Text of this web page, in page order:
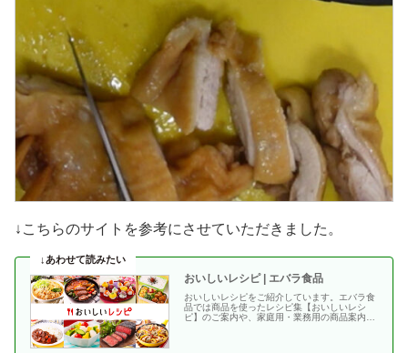
↓こちらのサイトを参考にさせていただきました。
おいしいレシピ | エバラ食品
おいしいレシピをご紹介しています。エバラ食
品では商品を使ったレシピ集【おいしいレシ
ピ】のご案内や、家庭用・業務用の商品案内、